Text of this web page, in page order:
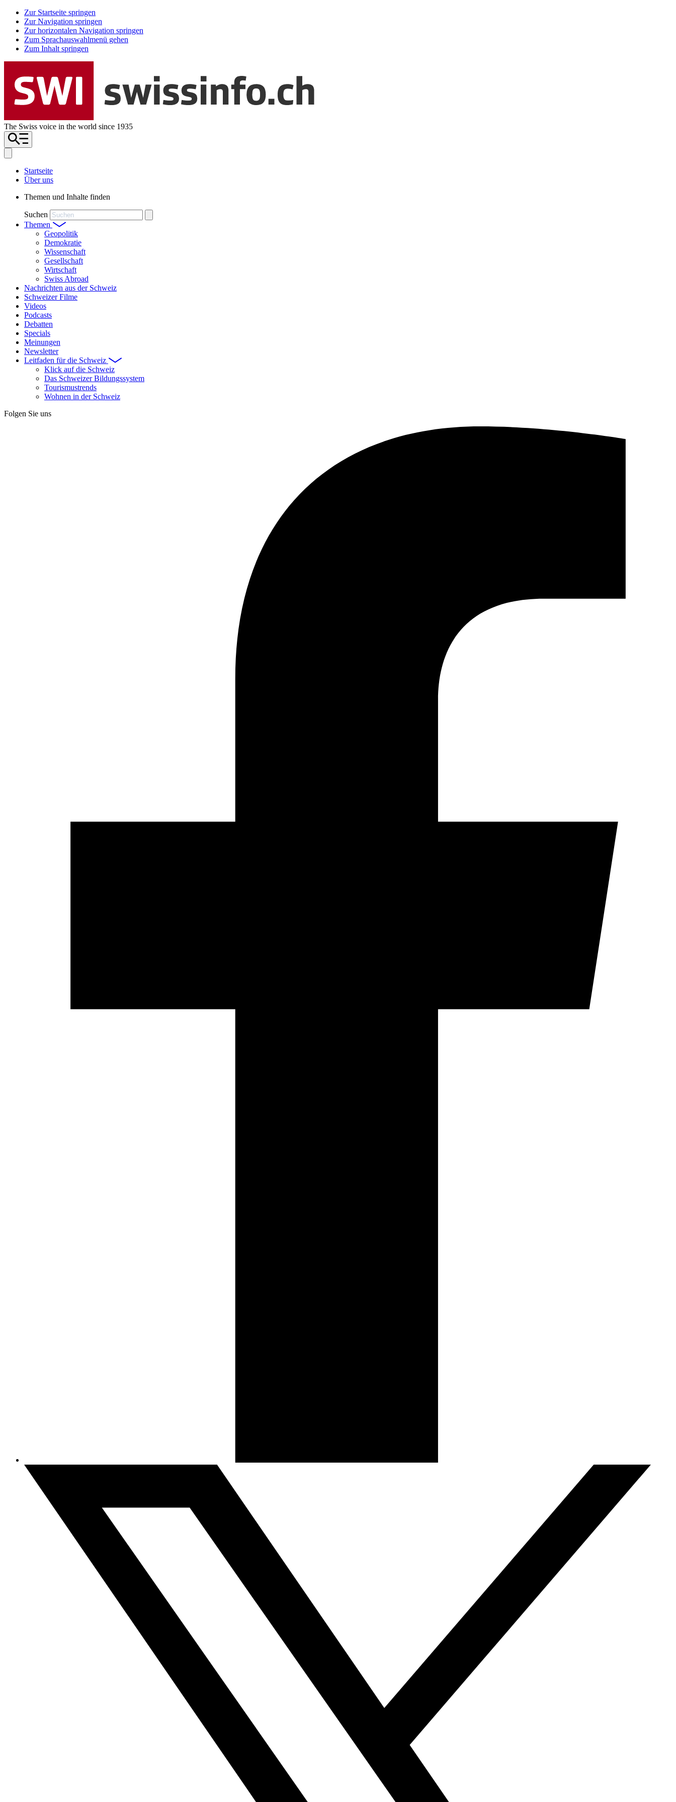
Zur Startseite springen
Zur Navigation springen
Zur horizontalen Navigation springen
Zum Sprachauswahlmenü gehen
Zum Inhalt springen
The Swiss voice in the world since 1935
Startseite
Über uns
Themen und Inhalte finden
Suchen
Themen
Geopolitik
Demokratie
Wissenschaft
Gesellschaft
Wirtschaft
Swiss Abroad
Nachrichten aus der Schweiz
Schweizer Filme
Videos
Podcasts
Debatten
Specials
Meinungen
Newsletter
Leitfaden für die Schweiz
Klick auf die Schweiz
Das Schweizer Bildungssystem
Tourismustrends
Wohnen in der Schweiz
Folgen Sie uns